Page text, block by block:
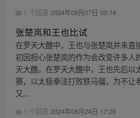
1 个回答 2024年09月07日 03:14
张楚岚和王也比试
在罗天大醮中，王也与张楚岚并未直
初因担心张楚岚的作为会改变许多人
天大醮。在罗天大醮中，王也先后以
赛，以太极拳法打败铁马骝，为不让
又...
1 个回答 2024年08月24日 17:28